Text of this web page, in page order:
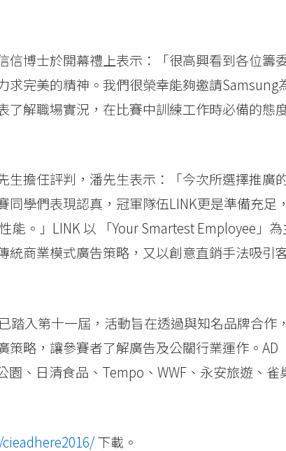
博士於開幕禮上表示：「很高興看到各位籌
完美的精神。我們很榮幸能夠邀請Samsung
了解職場實況，在比賽中訓練工作時必備的態
擔任評判，潘先生表示：「今次所選擇推廣
學們表現認真，冠軍隊伍LINK更是準備充足，
。」LINK 以 「Your Smartest Employee」為
商業模式廣告策略，又以創意直銷手法吸引
踏入第十一屆，活動旨在透過與知名品牌合作，
略，讓參賽者了解廣告及公關行業運作。AD
、日清食品、Tempo、WWF、永安旅遊、雀
下載。